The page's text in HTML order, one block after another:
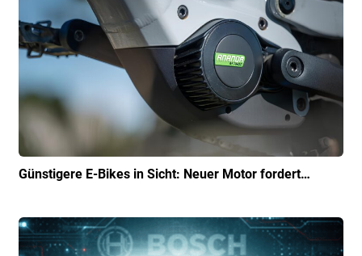
Günstigere E-Bikes in Sicht: Neuer Motor fordert…